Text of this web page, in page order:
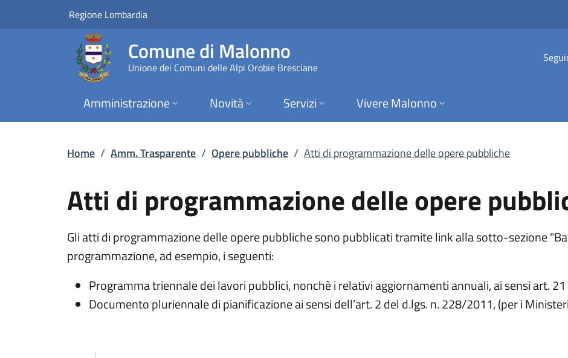
Vai al contenuto principale
Atti di programmazione delle opere
Regione Lombardia
Comune di Malonno
Unione dei Comuni delle Alpi Orobie Bresciane
Amministrazione Novità Servizi Vivere Malonno
Home / Amm. Trasparente / Opere pubbliche / Atti di programmazione delle opere pubbliche
Atti di programmazione delle opere
Gli atti di programmazione delle opere pubbliche sono pubblicati tramite link alla sotto-sezione
programmazione, ad esempio, i seguenti:
Programma triennale dei lavori pubblici, nonchè i relativi aggiornamenti annuali, ai sensi art.
Documento pluriennale di pianificazione ai sensi dell’art. 2 del d.lgs. n. 228/2011, (per i